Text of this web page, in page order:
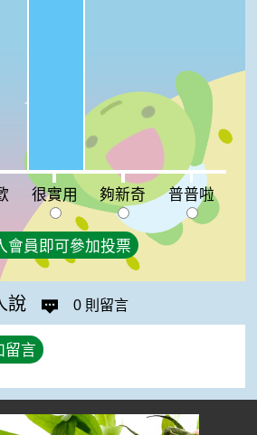
夠新奇:0%普普啦:0%
很實用 夠新奇 普普啦
會員即可參加投票
說 0 則留言
留言